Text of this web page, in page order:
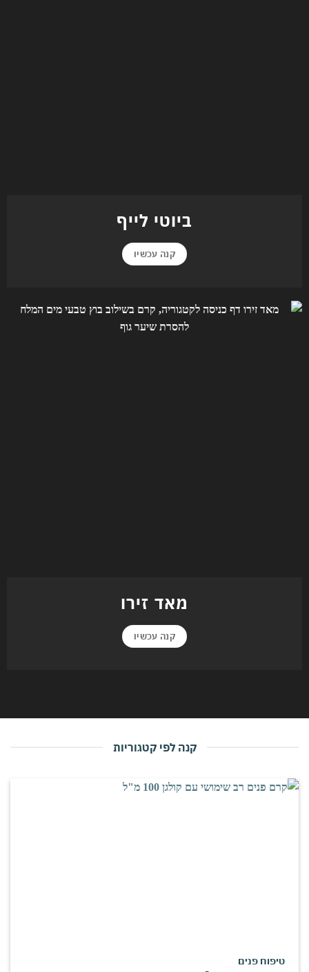
ביוטי לייף
קנה עכשיו
מאד זירו
קנה עכשיו
קנה לפי קטגוריות
טיפוח פנים